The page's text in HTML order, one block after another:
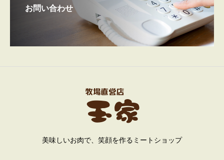
お問い合わせ
美味しいお肉で、笑顔を作るミートショップ